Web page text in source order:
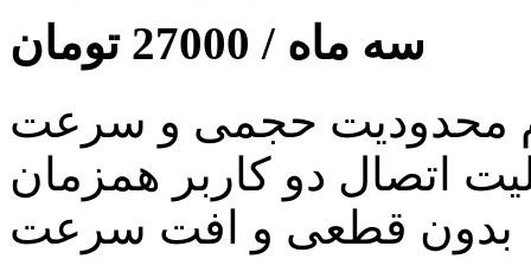
سه ماه / 27000 تومان
محدودیت حجمی و سرعت
اتصال دو کاربر همزمان
بدون قطعی و افت سرعت